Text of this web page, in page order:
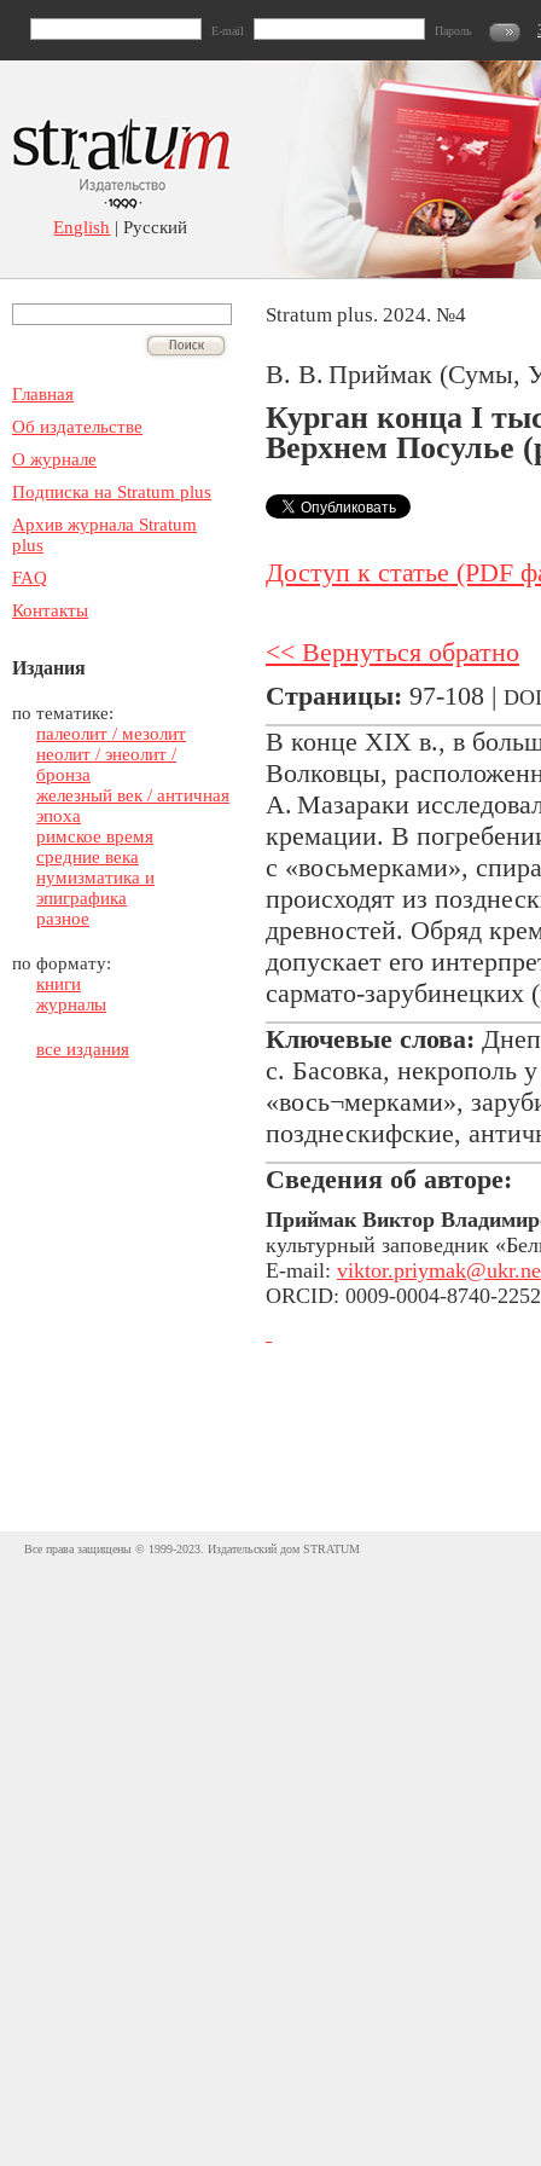
E-mail Пароль
English | Русский
Главная
Об издательстве
О журнале
Подписка на Stratum plus
Архив журнала Stratum
plus
FAQ
Контакты
Издания
по тематике:
палеолит / мезолит
неолит / энеолит /
бронза
железный век / античная
эпоха
римское время
средние века
нумизматика и
эпиграфика
разное
по формату:
книги
журналы
все издания
Stratum plus. 2024. №4
В. В. Приймак (Сумы,
Курган конца І
Верхнем Посулье
Доступ к статье (PDF
<< Вернуться обратно
Страницы: 97-108 |
В конце ХІХ в., в
Волковцы,
А. Мазараки
кремации. В
с «восьмерками»,
происходят из
древностей. Обряд
допускает его
сармато-
Ключевые слова:
с. Басовка, некрополь
«вось¬мерками»,
позднескифские,
Сведения об авторе:
Приймак Виктор
культурный заповедник
E-mail:
ORCID: 0009-0004-8740-2252
Все права защищены © 1999-2023. Издательский дом STRATUM